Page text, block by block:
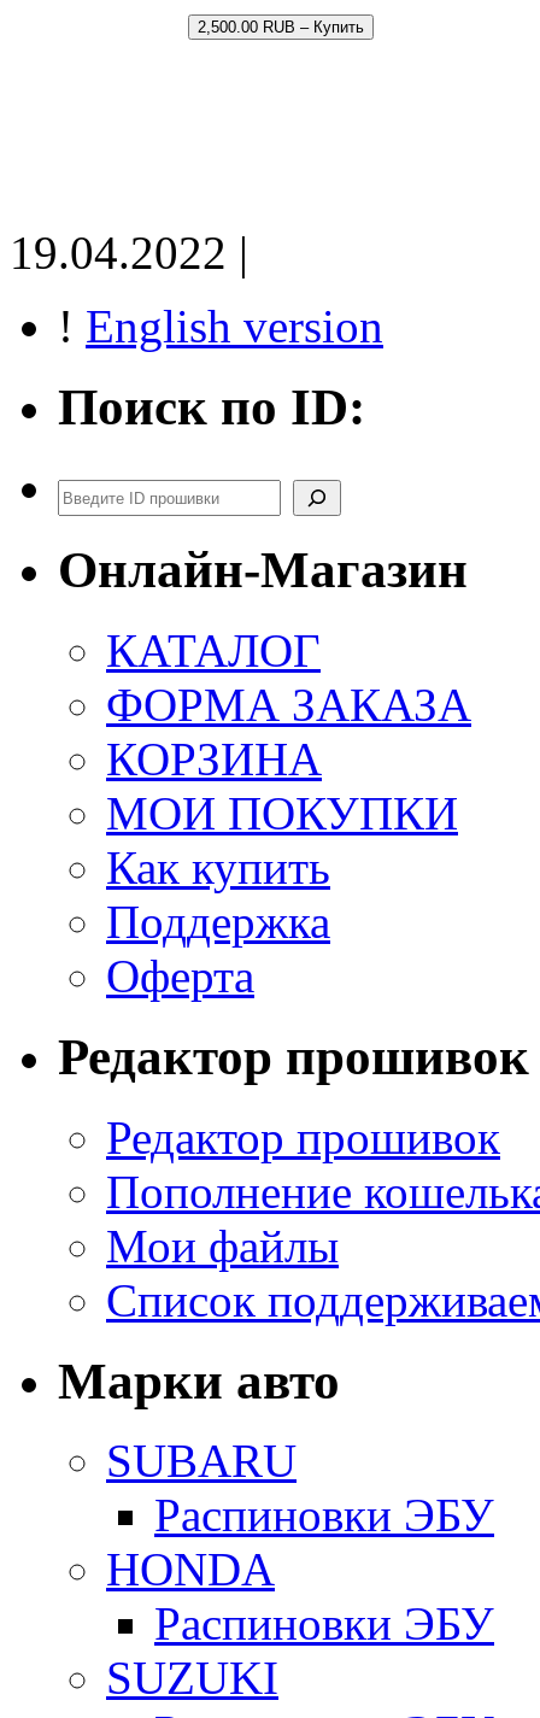
2,500.00 RUB – Купить
19.04.2022 |
! English version
Поиск по ID:
Поиск
Онлайн-Магазин
КАТАЛОГ
ФОРМА ЗАКАЗА
КОРЗИНА
МОИ ПОКУПКИ
Как купить
Поддержка
Оферта
Редактор прошивок
Редактор прошивок
Пополнение
Мои файлы
Список
Марки авто
SUBARU
Распиновки ЭБУ
HONDA
Распиновки ЭБУ
SUZUKI